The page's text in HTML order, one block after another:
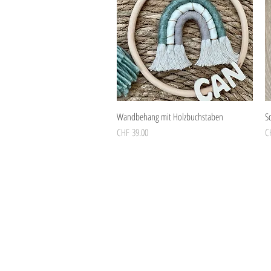
Schnellansicht
Wandbehang mit Holzbuchstaben
Preis
CHF 39.00